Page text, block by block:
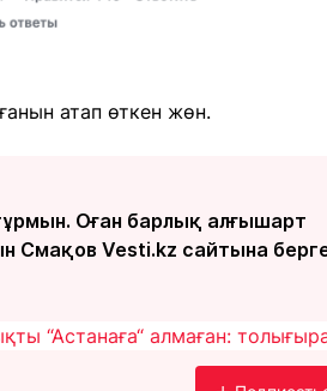
атап өткен жөн.
Оған барлық алғышарт
Смақов Vesti.kz сайтына
“Астанаға“ алмаған: